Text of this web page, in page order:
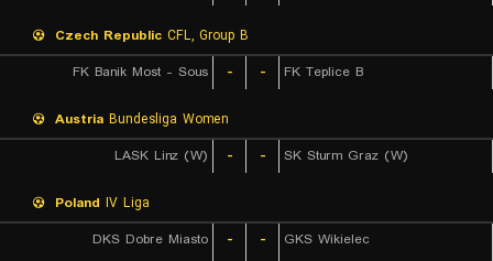
Czech Republic CFL, Group B
FK Banik Most - Sous
- - FK Teplice B
Austria Bundesliga Women
LASK Linz (W)
- - SK Sturm Graz (W)
Poland IV Liga
DKS Dobre Miasto
- -
GKS Wikielec